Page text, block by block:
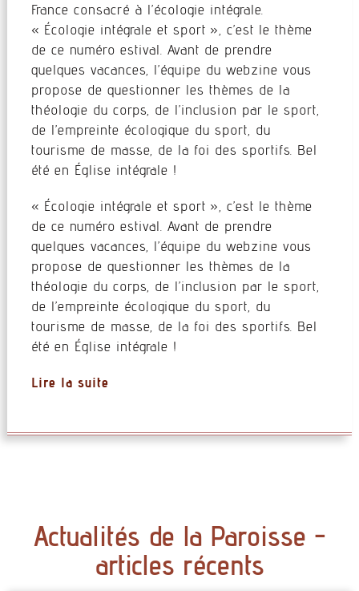
France consacré à l’écologie intégrale.
« Écologie intégrale et sport », c’est le thème
de ce numéro estival. Avant de prendre
quelques vacances, l’équipe du webzine vous
propose de questionner les thèmes de la
théologie du corps, de l’inclusion par le sport,
de l’empreinte écologique du sport, du
tourisme de masse, de la foi des sportifs. Bel
été en Église intégrale !
« Écologie intégrale et sport », c’est le thème
de ce numéro estival. Avant de prendre
quelques vacances, l’équipe du webzine vous
propose de questionner les thèmes de la
théologie du corps, de l’inclusion par le sport,
de l’empreinte écologique du sport, du
tourisme de masse, de la foi des sportifs. Bel
été en Église intégrale !
Lire la suite
Actualités de la Paroisse -
articles récents